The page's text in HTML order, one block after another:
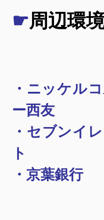
☛周辺環
・ニッケル
ー西友
・セブンイ
ト
・京葉銀行